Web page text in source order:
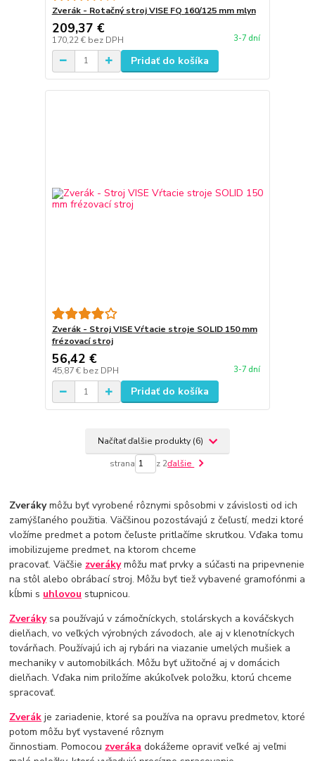
Zverák - Rotačný stroj VISE FQ 160/125 mm mlyn
209,37 €
170,22 € bez DPH 3-7 dní
Pridať do košíka
Zverák - Stroj VISE Vŕtacie stroje SOLID 150 mm
frézovací stroj
56,42 €
45,87 € bez DPH 3-7 dní
Pridať do košíka
Načítať ďalšie produkty (6)
strana z 2ďalšie
Zverákymôžu byť vyrobené rôznymi spôsobmi v závislosti od ich
zamýšľaného použitia. Väčšinou pozostávajú z čeľustí, medzi ktoré
vložíme predmet a potom čeľuste pritlačíme skrutkou. Vďaka tomu
imobilizujeme predmet, na ktorom chceme
pracovať. Väčšie zverákymôžu mať prvky a súčasti na pripevnenie
na stôl alebo obrábací stroj. Môžu byť tiež vybavené gramofónmi a
kĺbmi s uhlovou stupnicou.
Zverákysa používajú v zámočníckych, stolárskych a kováčskych
dielňach, vo veľkých výrobných závodoch, ale aj v klenotníckych
továrňach. Používajú ich aj rybári na viazanie umelých mušiek a
mechaniky v automobilkách. Môžu byť užitočné aj v domácich
dielňach. Vďaka nim priložíme akúkoľvek položku, ktorú chceme
spracovať.
Zverák je zariadenie, ktoré sa používa na opravu predmetov, ktoré
potom môžu byť vystavené rôznym
činnostiam. Pomocou zveráka dokážeme opraviť veľké aj veľmi